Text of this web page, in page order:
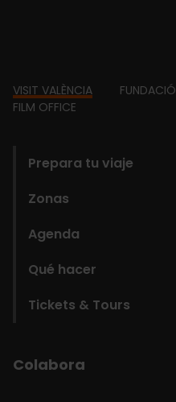
Footer
VISIT VALÈNCIA FUNDACIÓ
FILM OFFICE
Prepara tu viaje
Zonas
Agenda
Qué hacer
Tickets & Tours
Colabora